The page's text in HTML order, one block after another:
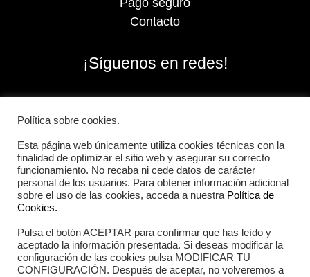
Pago seguro
Contacto
¡Síguenos en redes!
2026 Iberian Sportech © Todos los derechos
reservados.
Política sobre cookies.
Esta página web únicamente utiliza cookies técnicas con la
finalidad de optimizar el sitio web y asegurar su correcto
funcionamiento. No recaba ni cede datos de carácter
personal de los usuarios. Para obtener información adicional
sobre el uso de las cookies, acceda a nuestra Política de
Cookies.
Pulsa el botón ACEPTAR para confirmar que has leído y
aceptado la información presentada. Si deseas modificar la
configuración de las cookies pulsa MODIFICAR TU
CONFIGURACIÓN. Después de aceptar, no volveremos a